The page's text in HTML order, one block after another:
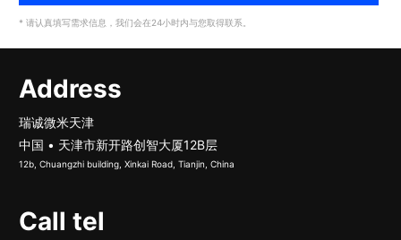
* 请认真填写需求信息，我们会在24小时内与您取得联系。
Address
瑞诚微米天津
中国 • 天津市新开路创智大厦12B层
12b, Chuangzhi building, Xinkai Road, Tianjin, China
Call tel